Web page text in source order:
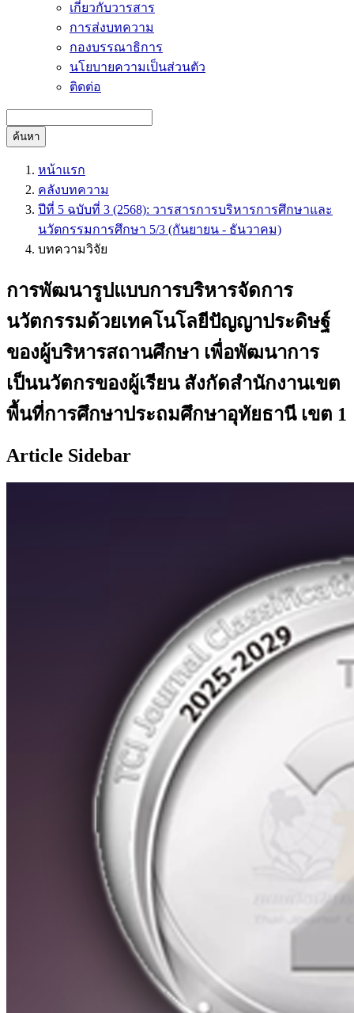
เกี่ยวกับวารสาร
การส่งบทความ
กองบรรณาธิการ
นโยบายความเป็นส่วนตัว
ติดต่อ
ค้นหา
หน้าแรก
คลังบทความ
ปีที่ 5 ฉบับที่ 3 (2568): วารสารการบริหารการศึกษาและ
นวัตกรรมการศึกษา 5/3 (กันยายน - ธันวาคม)
บทความวิจัย
การพัฒนารูปแบบการบริหารจัดการ
นวัตกรรมด้วยเทคโนโลยีปัญญาประดิษฐ์
ของผู้บริหารสถานศึกษา เพื่อพัฒนาการ
เป็นนวัตกรของผู้เรียน สังกัดสำนักงานเขต
พื้นที่การศึกษาประถมศึกษาอุทัยธานี เขต 1
Article Sidebar